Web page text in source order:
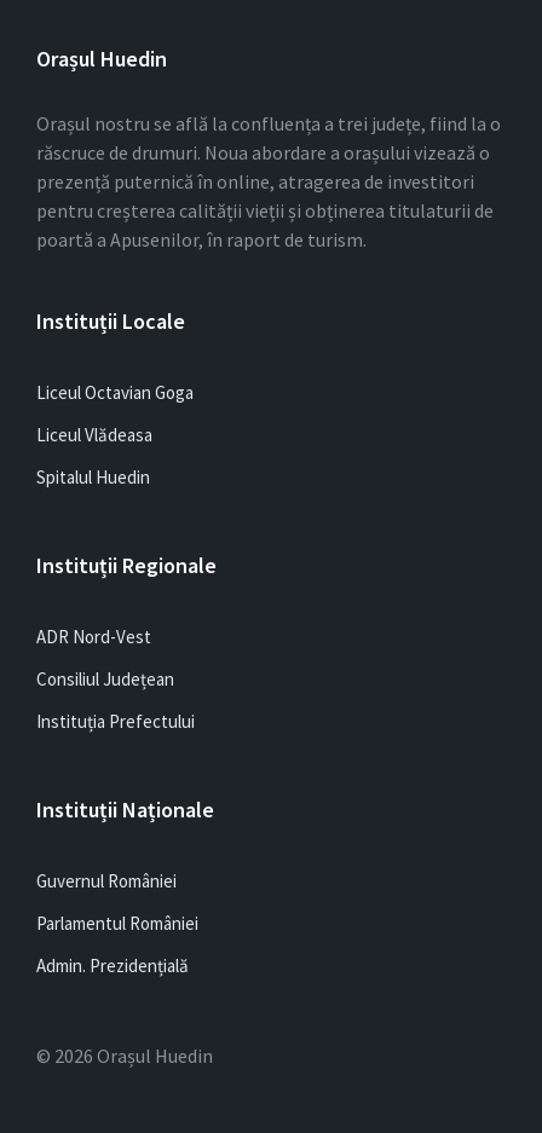
Orașul Huedin
Orașul nostru se află la confluența a trei județe, fiind la o
răscruce de drumuri. Noua abordare a orașului vizează o
prezență puternică în online, atragerea de investitori
pentru creșterea calității vieții și obținerea titulaturii de
poartă a Apusenilor, în raport de turism.
Instituții Locale
Liceul Octavian Goga
Liceul Vlădeasa
Spitalul Huedin
Instituții Regionale
ADR Nord-Vest
Consiliul Județean
Instituția Prefectului
Instituții Naționale
Guvernul României
Parlamentul României
Admin. Prezidențială
© 2026 Orașul Huedin